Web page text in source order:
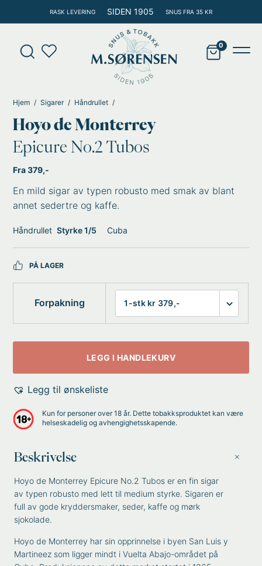
rett
innholdet
RASK LEVERING SIDEN 1905 SNUS FRA 35 KR
Products
search
Hjem Sigarer Håndrullet
Hoyo de Monterrey
Epicure No.2 Tubos
Fra 379,-
En mild sigar av typen robusto med smak av blant
annet sedertre og kaffe.
Håndrullet Styrke 1/5 Cuba
PÅ LAGER
Forpakning
LEGG I HANDLEKURV
Legg til ønskeliste
Kun for personer over 18 år. Dette tobakksproduktet kan være
helseskadelig og avhengighetsskapende.
Beskrivelse
Hoyo de Monterrey Epicure No.2 Tubos er en fin sigar
av typen robusto med lett til medium styrke. Sigaren er
full av gode kryddersmaker, seder, kaffe og mørk
sjokolade.
Hoyo de Monterrey har sin opprinnelse i byen San Luis y
Martineez som ligger mindt i Vuelta Abajo-området på